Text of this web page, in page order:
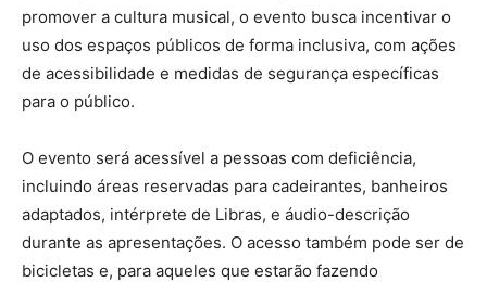
promover a cultura musical, o evento busca incentivar o
uso dos espaços públicos de forma inclusiva, com ações
de acessibilidade e medidas de segurança específicas
para o público.
O evento será acessível a pessoas com deficiência,
incluindo áreas reservadas para cadeirantes, banheiros
adaptados, intérprete de Libras, e áudio-descrição
durante as apresentações. O acesso também pode ser de
bicicletas e, para aqueles que estarão fazendo